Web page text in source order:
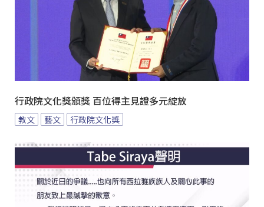
行政院文化獎頒獎 百位得主見證多元綻放
教文 藝文 行政院文化獎